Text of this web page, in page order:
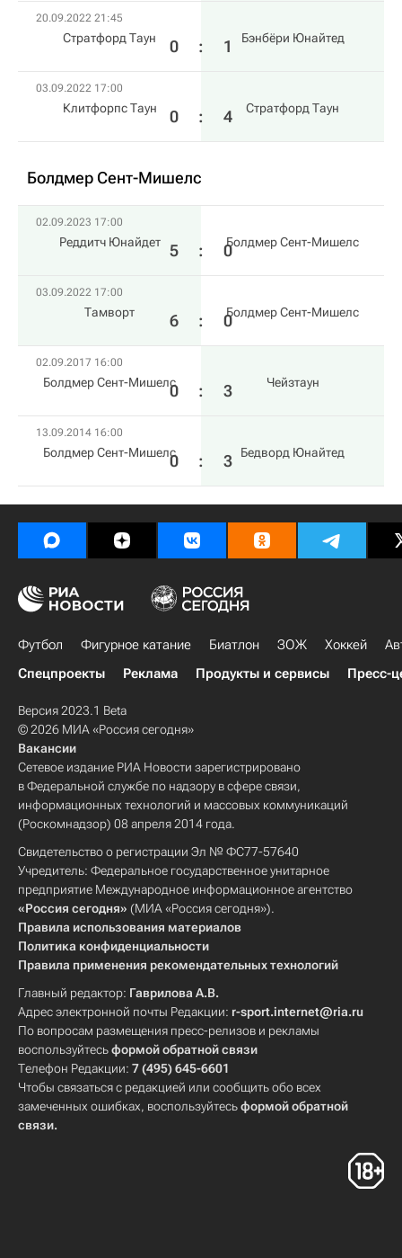
20.09.2022 21:45
Стратфорд Таун 0 : 1 Бэнбёри Юнайтед
03.09.2022 17:00
Клитфорпс Таун 0 : 4 Стратфорд Таун
Болдмер Сент-Мишелс
02.09.2023 17:00
Реддитч Юнайдет 5 : 0Болдмер Сент-Мишелс
03.09.2022 17:00
Тамворт 6 : 0Болдмер Сент-Мишелс
02.09.2017 16:00
Болдмер Сент-Мишелс0 : 3 Чейзтаун
13.09.2014 16:00
Болдмер Сент-Мишелс0 : 3 Бедворд Юнайтед
Футбол Фигурное катание Биатлон ЗОЖ Хоккей
Спецпроекты
Реклама Продукты и сервисы Пресс-
Версия 2023.1 Beta
© 2026 МИА «Россия сегодня»
Вакансии
Сетевое издание РИА Новости зарегистрировано
в Федеральной службе по надзору в сфере связи,
информационных технологий и массовых коммуникаций
(Роскомнадзор) 08 апреля 2014 года.
Свидетельство о регистрации Эл № ФС77-57640
Учредитель: Федеральное государственное унитарное
предприятие Международное информационное агентство
«Россия сегодня» (МИА «Россия сегодня»).
Правила использования материалов
Политика конфиденциальности
Правила применения рекомендательных технологий
Главный редактор: Гаврилова А.В.
Адрес электронной почты Редакции: r-sport.internet@ria.ru
По вопросам размещения пресс-релизов и рекламы
воспользуйтесьформой обратной связи
Телефон Редакции: 7 (495) 645-6601
Чтобы связаться с редакцией или сообщить обо всех
замеченных ошибках, воспользуйтесьформой обратной
связи.